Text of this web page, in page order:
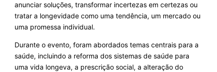
anunciar soluções, transformar incertezas em certezas ou
tratar a longevidade como uma tendência, um mercado ou
uma promessa individual.
Durante o evento, foram abordados temas centrais para a
saúde, incluindo a reforma dos sistemas de saúde para
uma vida longeva, a prescrição social, a alteração do